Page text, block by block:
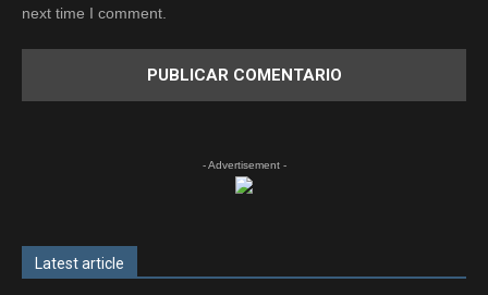
next time I comment.
- Advertisement -
Latest article